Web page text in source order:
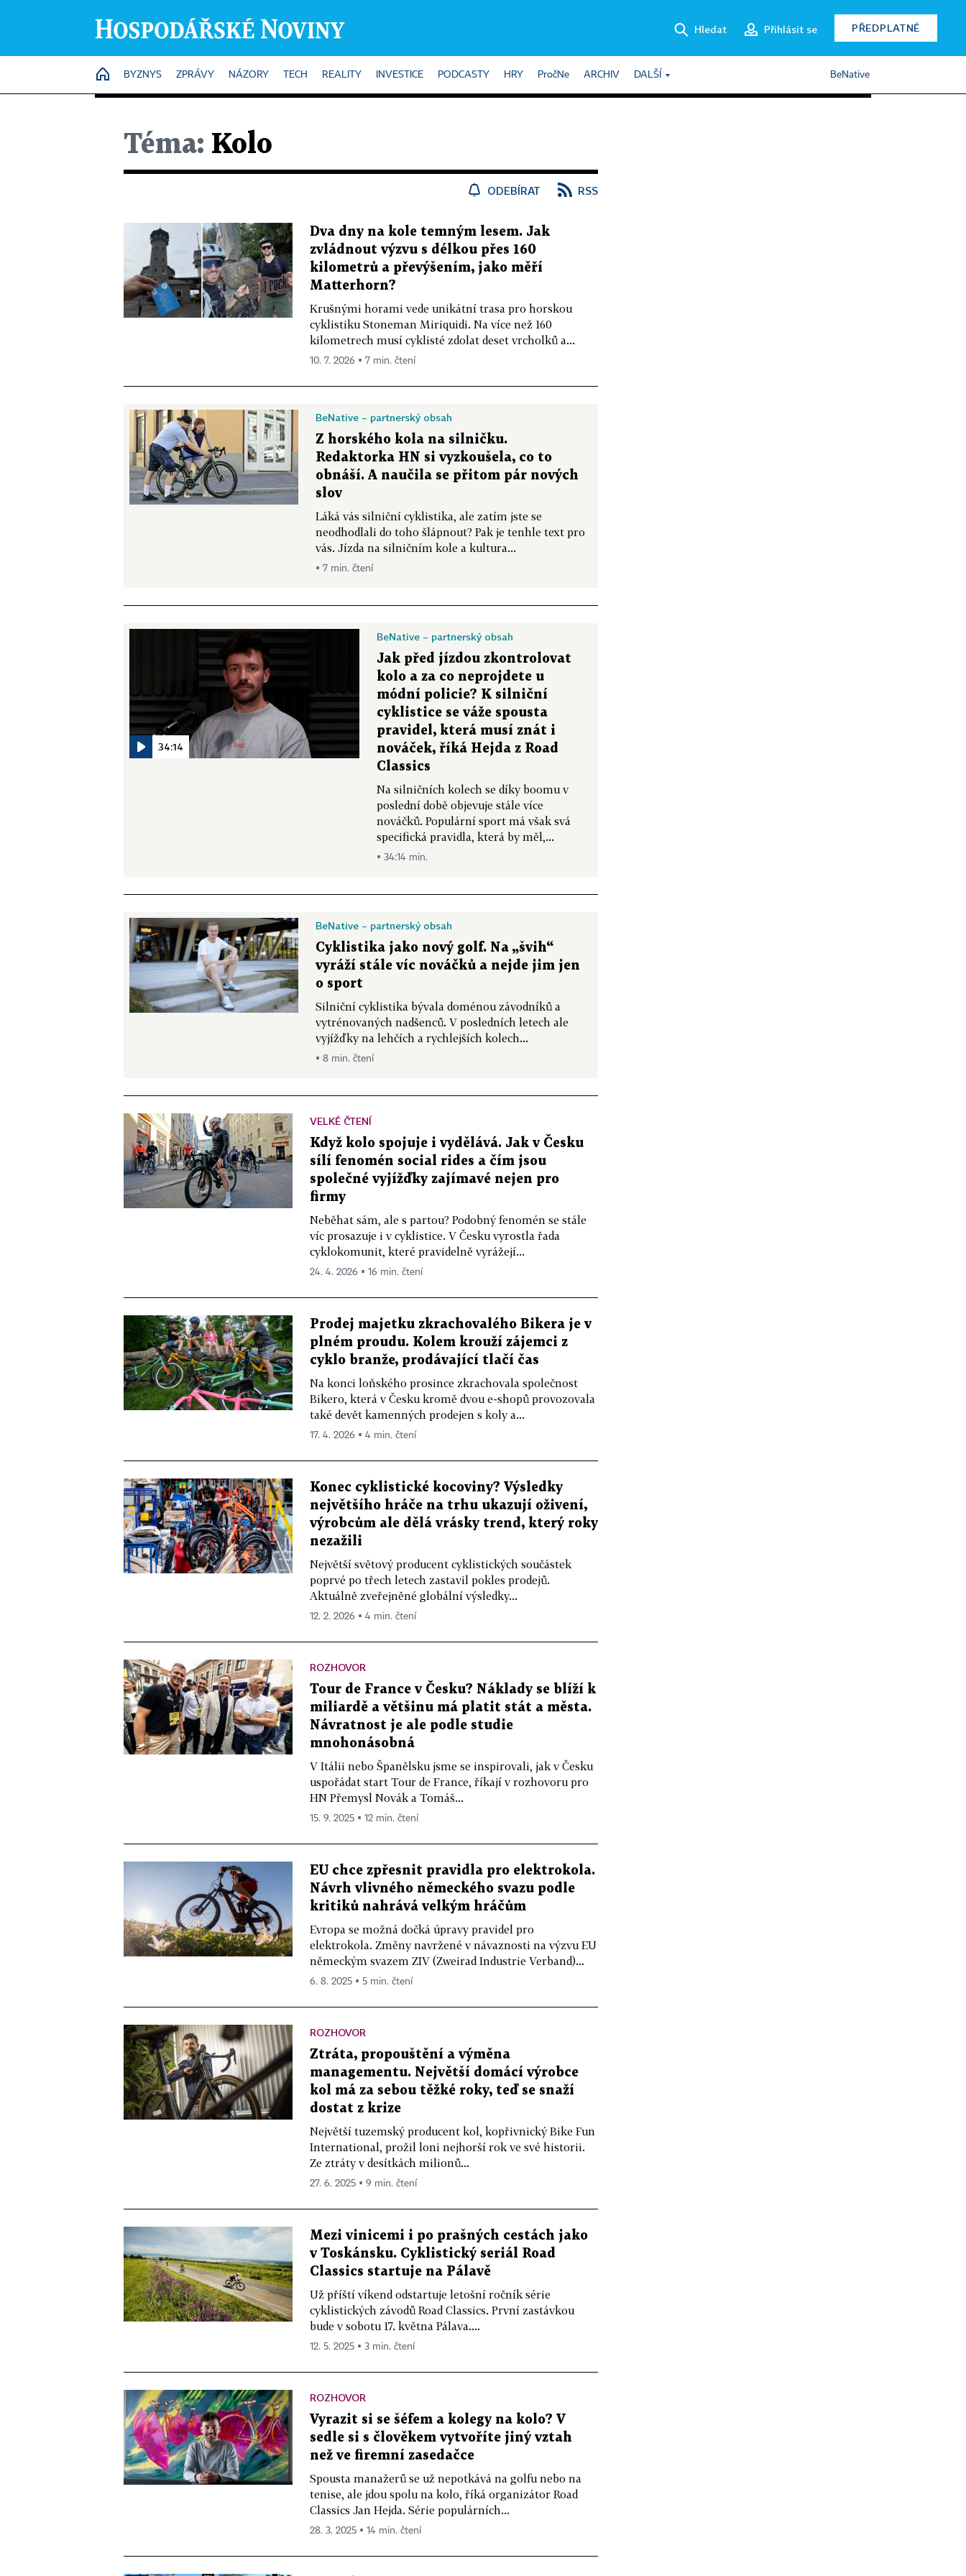
Hledat Přihlásit se PŘEDPLATNÉ
HOME
BYZNYS ZPRÁVY NÁZORY TECH REALITY INVESTICE PODCASTY HRY PročNe ARCHIV DALŠÍ BeNative
Téma: Kolo
ODEBÍRAT RSS
Dva dny na kole temným lesem. Jak
zvládnout výzvu s délkou přes 160
kilometrů a převýšením, jako měří
Matterhorn?
Krušnými horami vede unikátní trasa pro horskou
cyklistiku Stoneman Miriquidi. Na více než 160
kilometrech musí cyklisté zdolat deset vrcholků a...
10. 7. 2026 ▪ 7 min. čtení
BeNative – partnerský obsah
Z horského kola na silničku.
Redaktorka HN si vyzkoušela, co to
obnáší. A naučila se přitom pár nových
slov
Láká vás silniční cyklistika, ale zatím jste se
neodhodlali do toho šlápnout? Pak je tenhle text pro
vás. Jízda na silničním kole a kultura...
▪ 7 min. čtení
34:14
BeNative – partnerský obsah
Jak před jízdou zkontrolovat
kolo a za co neprojdete u
módní policie? K silniční
cyklistice se váže spousta
pravidel, která musí znát i
nováček, říká Hejda z Road
Classics
Na silničních kolech se díky boomu v
poslední době objevuje stále více
nováčků. Populární sport má však svá
specifická pravidla, která by měl,...
▪ 34:14 min.
BeNative – partnerský obsah
Cyklistika jako nový golf. Na „švih“
vyráží stále víc nováčků a nejde jim jen
o sport
Silniční cyklistika bývala doménou závodníků a
vytrénovaných nadšenců. V posledních letech ale
vyjížďky na lehčích a rychlejších kolech...
▪ 8 min. čtení
VELKÉ ČTENÍ
Když kolo spojuje i vydělává. Jak v Česku
sílí fenomén social rides a čím jsou
společné vyjížďky zajímavé nejen pro
firmy
Neběhat sám, ale s partou? Podobný fenomén se stále
víc prosazuje i v cyklistice. V Česku vyrostla řada
cyklokomunit, které pravidelně vyrážejí...
24. 4. 2026 ▪ 16 min. čtení
Prodej majetku zkrachovalého Bikera je v
plném proudu. Kolem krouží zájemci z
cyklo branže, prodávající tlačí čas
Na konci loňského prosince zkrachovala společnost
Bikero, která v Česku kromě dvou e-shopů provozovala
také devět kamenných prodejen s koly a...
17. 4. 2026 ▪ 4 min. čtení
Konec cyklistické kocoviny? Výsledky
největšího hráče na trhu ukazují oživení,
výrobcům ale dělá vrásky trend, který roky
nezažili
Největší světový producent cyklistických součástek
poprvé po třech letech zastavil pokles prodejů.
Aktuálně zveřejněné globální výsledky...
12. 2. 2026 ▪ 4 min. čtení
ROZHOVOR
Tour de France v Česku? Náklady se blíží k
miliardě a většinu má platit stát a města.
Návratnost je ale podle studie
mnohonásobná
V Itálii nebo Španělsku jsme se inspirovali, jak v Česku
uspořádat start Tour de France, říkají v rozhovoru pro
HN Přemysl Novák a Tomáš...
15. 9. 2025 ▪ 12 min. čtení
EU chce zpřesnit pravidla pro elektrokola.
Návrh vlivného německého svazu podle
kritiků nahrává velkým hráčům
Evropa se možná dočká úpravy pravidel pro
elektrokola. Změny navržené v návaznosti na výzvu EU
německým svazem ZIV (Zweirad Industrie Verband)...
6. 8. 2025 ▪ 5 min. čtení
ROZHOVOR
Ztráta, propouštění a výměna
managementu. Největší domácí výrobce
kol má za sebou těžké roky, teď se snaží
dostat z krize
Největší tuzemský producent kol, kopřivnický Bike Fun
International, prožil loni nejhorší rok ve své historii.
Ze ztráty v desítkách milionů...
27. 6. 2025 ▪ 9 min. čtení
Mezi vinicemi i po prašných cestách jako
v Toskánsku. Cyklistický seriál Road
Classics startuje na Pálavě
Už příští víkend odstartuje letošní ročník série
cyklistických závodů Road Classics. První zastávkou
bude v sobotu 17. května Pálava....
12. 5. 2025 ▪ 3 min. čtení
ROZHOVOR
Vyrazit si se šéfem a kolegy na kolo? V
sedle si s člověkem vytvoříte jiný vztah
než ve firemní zasedačce
Spousta manažerů se už nepotkává na golfu nebo na
tenise, ale jdou spolu na kolo, říká organizátor Road
Classics Jan Hejda. Série populárních...
28. 3. 2025 ▪ 14 min. čtení